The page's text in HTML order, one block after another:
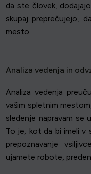
da ste človek,
skupaj preprečujejo,
mesto.
Analiza vedenja in
Analiza vedenja
vašim spletnim
sledenje napravam se
To je, kot da bi imeli v
prepoznavanje
ujamete robote,